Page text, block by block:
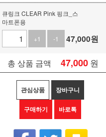
큐링크 CLEAR Pink 핑크_스
마트폰용
+1
-1 47,000원
총 상품 금액 47,000 원
관심상품 장바구니
구매하기 바로톡